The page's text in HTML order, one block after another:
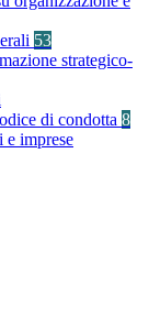
53
strategico-
di condotta 8
imprese